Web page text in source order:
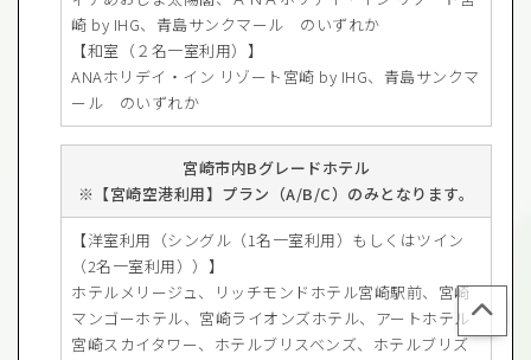
崎 by IHG、青島サンクマール のいずれか
【和室（２名一室利用）】
ANAホリデイ・イン リゾート宮崎 by IHG、青島サンクマ
ール のいずれか
宮崎市内Bグレードホテル
【宮崎空港利用】プラン（A/B/C）のみとなります。
【洋室利用（シングル（1名一室利用）もしくはツイン
（2名一室利用））】
ホテルメリージュ、リッチモンドホテル宮崎駅前、宮崎
マンゴーホテル、宮崎ライオンズホテル、アートホテル
宮崎スカイタワー、ホテルブリスベンズ、ホテルブリズ